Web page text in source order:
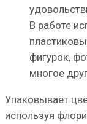
В работе
фигурок,
многое
Упаковывает
используя